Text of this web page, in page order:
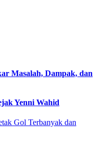
Masalah, Dampak, dan
Yenni Wahid